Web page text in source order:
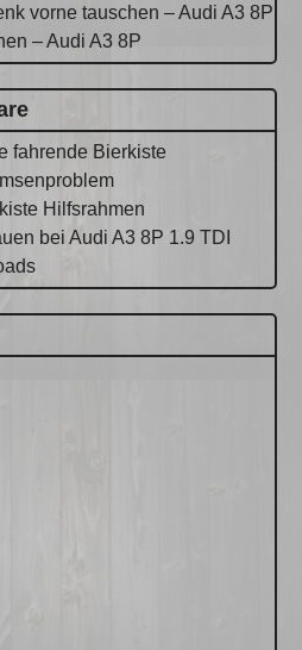
vorne tauschen – Audi A3 8P
– Audi A3 8P
fahrende Bierkiste
Hilfsrahmen
bei Audi A3 8P 1.9 TDI